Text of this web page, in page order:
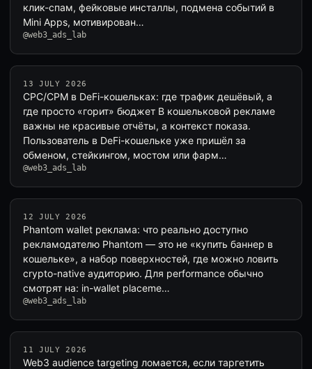
клик-спам, фейковые инсталлы, подмена событий в
Mini Apps, мотивирован…
@web3_ads_lab
13 JULY 2026
CPC/CPM в DeFi-кошельках: где трафик дешёвый, а
где просто «горит» бюджет В кошельковой рекламе
важны не красивые отчёты, а контекст показа.
Пользователь в DeFi-кошельке уже пришёл за
обменом, стейкингом, мостом или фарм…
@web3_ads_lab
12 JULY 2026
Phantom wallet реклама: что реально доступно
рекламодателю Phantom — это не «купить баннер в
кошельке», а набор поверхностей, где можно ловить
crypto-native аудиторию. Для performance обычно
смотрят на: in-wallet placeme…
@web3_ads_lab
11 JULY 2026
Web3 audience targeting ломается, если таргетить